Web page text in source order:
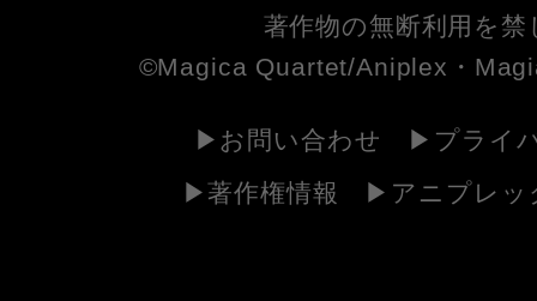
お問い合わせ
プライ
著作権情報
アニプレッ
著作物の無断利用を禁
©Magica Quartet/Aniplex・